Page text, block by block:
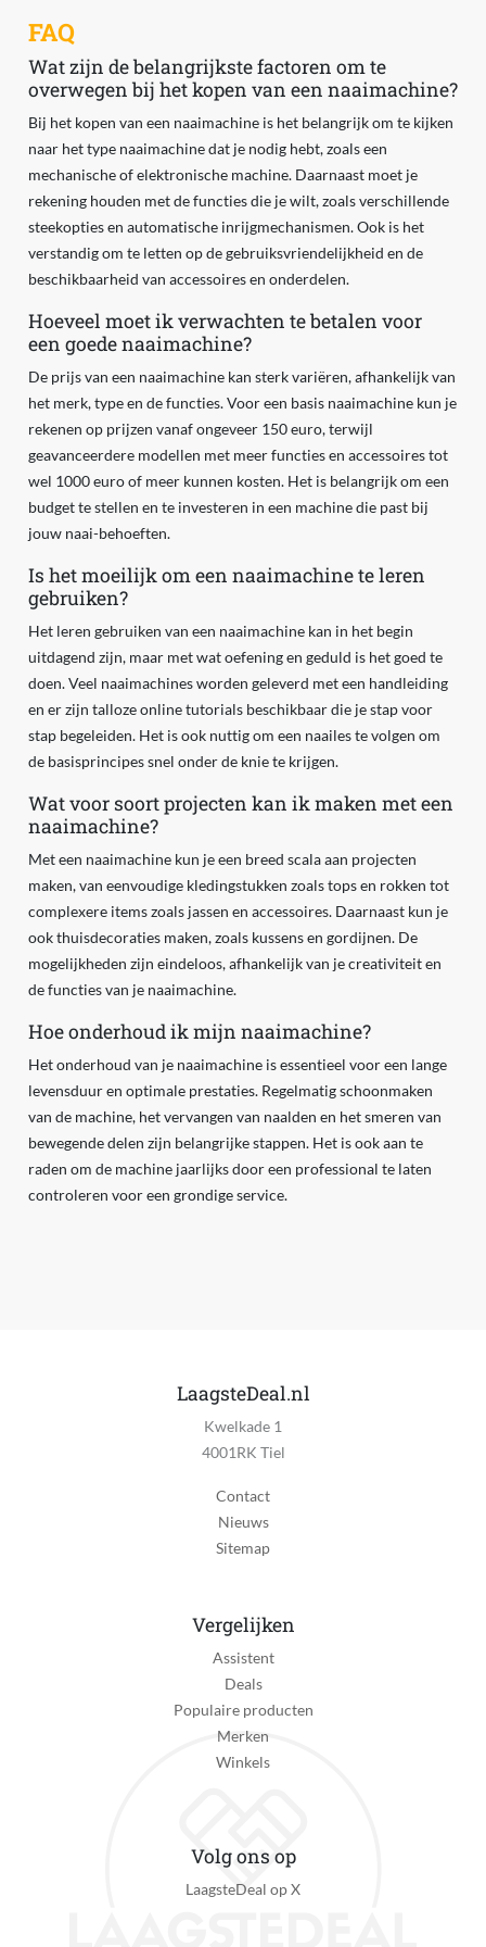
FAQ
Wat zijn de belangrijkste factoren om te
overwegen bij het kopen van een naaimachine?
Bij het kopen van een naaimachine is het belangrijk om te kijken
naar het type naaimachine dat je nodig hebt, zoals een
mechanische of elektronische machine. Daarnaast moet je
rekening houden met de functies die je wilt, zoals verschillende
steekopties en automatische inrijgmechanismen. Ook is het
verstandig om te letten op de gebruiksvriendelijkheid en de
beschikbaarheid van accessoires en onderdelen.
Hoeveel moet ik verwachten te betalen voor
een goede naaimachine?
De prijs van een naaimachine kan sterk variëren, afhankelijk van
het merk, type en de functies. Voor een basis naaimachine kun je
rekenen op prijzen vanaf ongeveer 150 euro, terwijl
geavanceerdere modellen met meer functies en accessoires tot
wel 1000 euro of meer kunnen kosten. Het is belangrijk om een
budget te stellen en te investeren in een machine die past bij
jouw naai-behoeften.
Is het moeilijk om een naaimachine te leren
gebruiken?
Het leren gebruiken van een naaimachine kan in het begin
uitdagend zijn, maar met wat oefening en geduld is het goed te
doen. Veel naaimachines worden geleverd met een handleiding
en er zijn talloze online tutorials beschikbaar die je stap voor
stap begeleiden. Het is ook nuttig om een naailes te volgen om
de basisprincipes snel onder de knie te krijgen.
Wat voor soort projecten kan ik maken met een
naaimachine?
Met een naaimachine kun je een breed scala aan projecten
maken, van eenvoudige kledingstukken zoals tops en rokken tot
complexere items zoals jassen en accessoires. Daarnaast kun je
ook thuisdecoraties maken, zoals kussens en gordijnen. De
mogelijkheden zijn eindeloos, afhankelijk van je creativiteit en
de functies van je naaimachine.
Hoe onderhoud ik mijn naaimachine?
Het onderhoud van je naaimachine is essentieel voor een lange
levensduur en optimale prestaties. Regelmatig schoonmaken
van de machine, het vervangen van naalden en het smeren van
bewegende delen zijn belangrijke stappen. Het is ook aan te
raden om de machine jaarlijks door een professional te laten
controleren voor een grondige service.
LaagsteDeal.nl
Kwelkade 1
4001RK Tiel
Contact
Nieuws
Sitemap
Vergelijken
Assistent
Deals
Populaire producten
Merken
Winkels
Volg ons op
LaagsteDeal op X